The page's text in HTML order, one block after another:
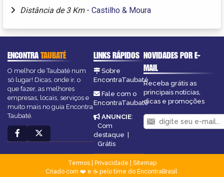
Distância de 3 Km - Castilho & Moura
ENCONTRATAUBATÉ
O melhor de Taubaté num
só lugar! Dicas, onde ir, o
que fazer, as melhores
empresas, locais, serviços e
muito mais no guia Encontra
Taubaté.
LINKS RÁPIDOS
Sobre
EncontraTaubaté
Fale com o
EncontraTaubaté
ANUNCIE:
Com
destaque |
Grátis
NOVIDADES POR E-
MAIL
Receba grátis as
principais notícias,
dicas e promoções
Termos| Privacidade
Sitemap
Criado com ❤️ e ☕ pelo time do EncontraBrasil